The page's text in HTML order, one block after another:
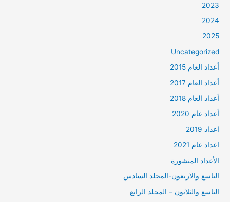
2023
2024
2025
Uncategorized
أعداد العام 2015
أعداد العام 2017
أعداد العام 2018
أعداد عام 2020
اعداد 2019
اعداد عام 2021
الأعداد المنشورة
التاسع والاربعون-المجلد السادس
التاسع والثلانون – المجلد الرابع